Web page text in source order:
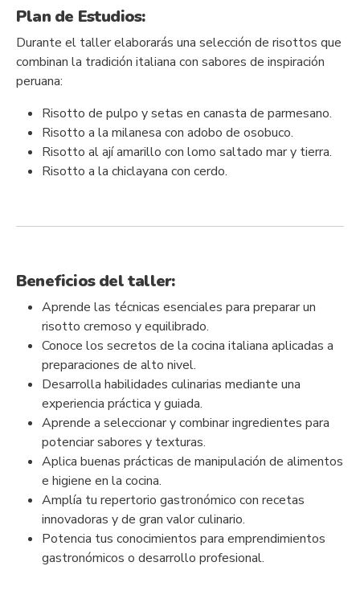
Plan de Estudios:
Durante el taller elaborarás una selección de risottos que
combinan la tradición italiana con sabores de inspiración
peruana:
Risotto de pulpo y setas en canasta de parmesano.
Risotto a la milanesa con adobo de osobuco.
Risotto al ají amarillo con lomo saltado mar y tierra.
Risotto a la chiclayana con cerdo.
Beneficios del taller:
Aprende las técnicas esenciales para preparar un
risotto cremoso y equilibrado.
Conoce los secretos de la cocina italiana aplicadas a
preparaciones de alto nivel.
Desarrolla habilidades culinarias mediante una
experiencia práctica y guiada.
Aprende a seleccionar y combinar ingredientes para
potenciar sabores y texturas.
Aplica buenas prácticas de manipulación de alimentos
e higiene en la cocina.
Amplía tu repertorio gastronómico con recetas
innovadoras y de gran valor culinario.
Potencia tus conocimientos para emprendimientos
gastronómicos o desarrollo profesional.